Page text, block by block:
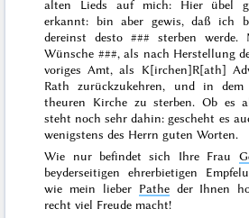
alten Lieds auf mich: Hier übel
erkannt: bin aber gewis, daß ich
dereinst desto### sterben werde.
Wünsche ###, als nach Herstellung
voriges Amt, als K[irchen]R[ath]
Rath zurückzukehren, und in
theuren Kirche zu sterben. Ob es
steht noch sehr dahin: gescheht es
wenigstens des Herrn guten Worten.
Wie nur befindet sich Ihre Frau
beyderseitigen ehrerbietigen
wie mein lieber Patheder Ihnen
rechtviel Freude macht!